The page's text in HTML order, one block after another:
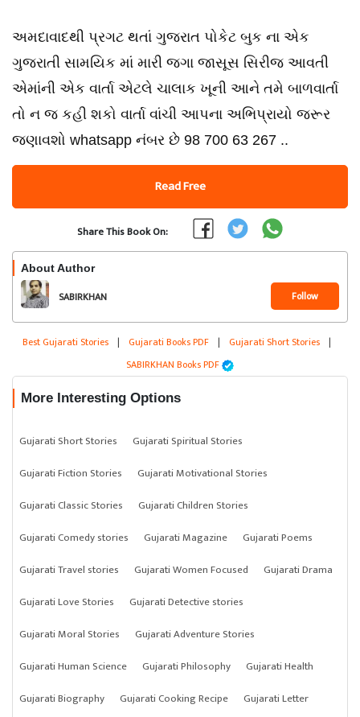
અમદાવાદથી પ્રગટ થતાં ગુજરાત પોકેટ બુક ના એક
ગુજરાતી સામયિક માં મારી જગા જાસૂસ સિરીજ આવતી
એમાંની એક વાર્તા એટલે ચાલાક ખૂની આને તમે બાળવાર્તા
તો ન જ કહી શકો વાર્તા વાંચી આપના અભિપ્રાયો જરૂર
જણાવશો whatsapp નંબર છે 98 700 63 267 ..
Read Free
Share This Book On:
About Author
SABIRKHAN Follow
Best Gujarati Stories | Gujarati Books PDF | Gujarati Short Stories |
SABIRKHAN Books PDF
More Interesting Options
Gujarati Short Stories
Gujarati Spiritual Stories
Gujarati Fiction Stories
Gujarati Motivational Stories
Gujarati Classic Stories
Gujarati Children Stories
Gujarati Comedy stories
Gujarati Magazine
Gujarati Poems
Gujarati Travel stories
Gujarati Women Focused
Gujarati Drama
Gujarati Love Stories
Gujarati Detective stories
Gujarati Moral Stories
Gujarati Adventure Stories
Gujarati Human Science
Gujarati Philosophy
Gujarati Health
Gujarati Biography
Gujarati Cooking Recipe Gujarati Letter